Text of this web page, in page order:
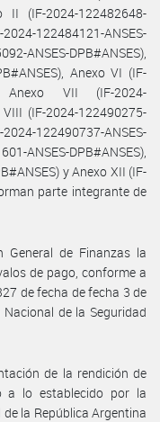
II (IF-2024-122482648-
122484121-ANSES-
ANSES-DPB#ANSES),
Anexo VI (IF-
Anexo VII (IF-2024-
VIII (IF-2024-122490275-
122490737-ANSES-
ANSES-DPB#ANSES),
y Anexo XII (IF-
parte integrante de
General de Finanzas la
de pago, conforme a
de fecha de fecha 3 de
de la Seguridad
de la rendición de
a lo establecido por la
de la República Argentina